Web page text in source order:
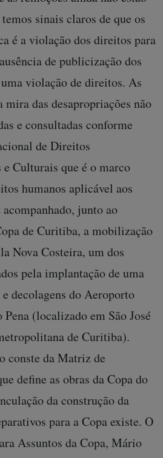
sinais claros de que os
é a violação dos direitos para
de publicização dos
violação de direitos. As
das desapropriações não
e consultadas conforme
de Direitos
Culturais que é o marco
humanos aplicável aos
junto ao
de Curitiba, a mobilização
Nova Costeira, um dos
pela implantação de uma
decolagens do Aeroporto
(localizado em São José
de Curitiba).
conste da Matriz de
define as obras da Copa do
da construção da
para a Copa existe. O
Assuntos da Copa, Mário